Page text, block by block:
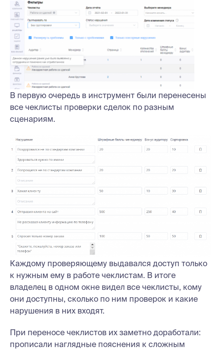
В первую очередь в инструмент были перенесены
все чеклисты проверки сделок по разным
сценариям.
Каждому проверяющему выдавался доступ только
к нужным ему в работе чеклистам. В итоге
владелец в одном окне видел все чеклисты, кому
они доступны, сколько по ним проверок и какие
нарушения в них входят.
При переносе чеклистов их заметно доработали:
прописали наглядные пояснения к сложным